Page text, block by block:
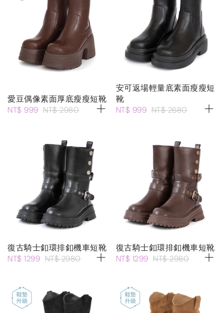
愛豆偶像素面厚底瘦瘦短靴
NT$ 999 NT$ 2980
安可返場輕量底素面瘦瘦短
靴
NT$ 999 NT$ 2680
復古騎士釦環排釦機車短靴
NT$ 1299 NT$ 2980
復古騎士釦環排釦機車短靴
NT$ 1299 NT$ 2980